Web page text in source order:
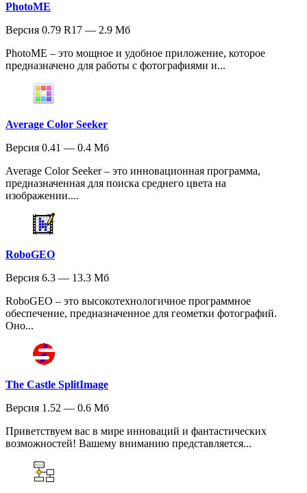
PhotoME
Версия 0.79 R17 — 2.9 Мб
PhotoME – это мощное и удобное приложение, которое
предназначено для работы с фотографиями и...
Average Color Seeker
Версия 0.41 — 0.4 Мб
Average Color Seeker – это инновационная программа,
предназначенная для поиска среднего цвета на
изображении....
RoboGEO
Версия 6.3 — 13.3 Мб
RoboGEO – это высокотехнологичное программное
обеспечение, предназначенное для геометки фотографий.
Оно...
The Castle SplitImage
Версия 1.52 — 0.6 Мб
Приветствуем вас в мире инноваций и фантастических
возможностей! Вашему вниманию представляется...